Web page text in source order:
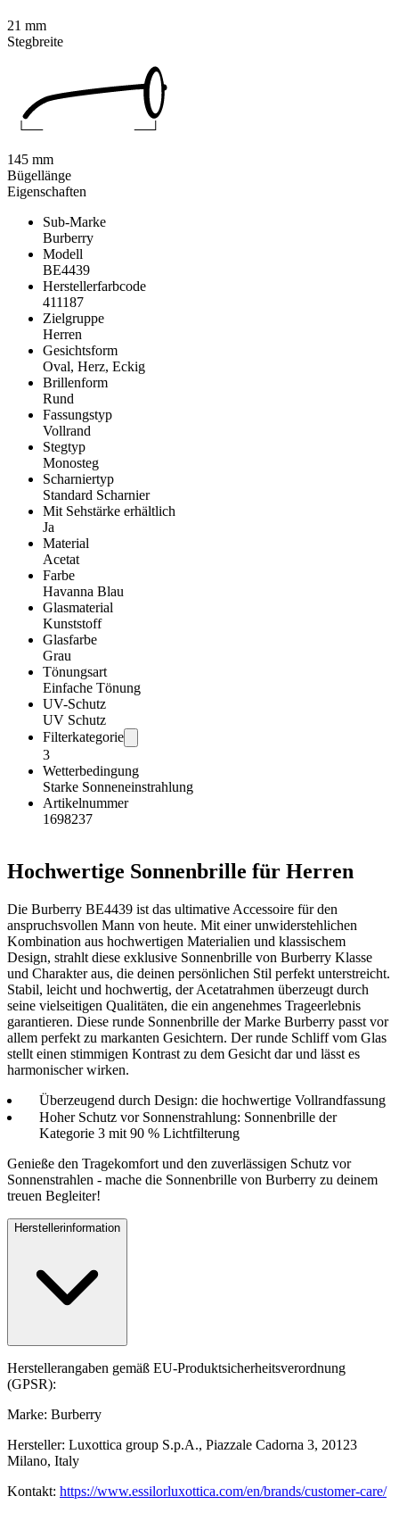
Eigenschaften
Sub-Marke
Burberry
Modell
BE4439
Herstellerfarbcode
411187
Zielgruppe
Herren
Gesichtsform
Oval, Herz, Eckig
Brillenform
Rund
Fassungstyp
Vollrand
Stegtyp
Monosteg
Scharniertyp
Standard Scharnier
Mit Sehstärke erhältlich
Ja
Material
Acetat
Farbe
Havanna Blau
Glasmaterial
Kunststoff
Glasfarbe
Grau
Tönungsart
Einfache Tönung
UV-Schutz
UV Schutz
Filterkategorie
3
Wetterbedingung
Starke Sonneneinstrahlung
Artikelnummer
1698237
Hochwertige Sonnenbrille für Herren
Die Burberry BE4439 ist das ultimative Accessoire für den
anspruchsvollen Mann von heute. Mit einer unwiderstehlichen
Kombination aus hochwertigen Materialien und klassischem
Design, strahlt diese exklusive Sonnenbrille von Burberry Klasse
und Charakter aus, die deinen persönlichen Stil perfekt unterstreicht.
Stabil, leicht und hochwertig, der Acetatrahmen überzeugt durch
seine vielseitigen Qualitäten, die ein angenehmes Trageerlebnis
garantieren. Diese runde Sonnenbrille der Marke Burberry passt vor
allem perfekt zu markanten Gesichtern. Der runde Schliff vom Glas
stellt einen stimmigen Kontrast zu dem Gesicht dar und lässt es
harmonischer wirken.
Überzeugend durch Design: die hochwertige Vollrandfassung
Hoher Schutz vor Sonnenstrahlung: Sonnenbrille der
Kategorie 3 mit 90 % Lichtfilterung
Genieße den Tragekomfort und den zuverlässigen Schutz vor
Sonnenstrahlen - mache die Sonnenbrille von Burberry zu deinem
treuen Begleiter!
Herstellerinformation
Herstellerangaben gemäß EU-Produktsicherheitsverordnung
(GPSR):
Marke: Burberry
Hersteller: Luxottica group S.p.A., Piazzale Cadorna 3, 20123
Milano, Italy
Kontakt: https://www.essilorluxottica.com/en/brands/customer-care/
21 mm
Stegbreite
145 mm
Bügellänge